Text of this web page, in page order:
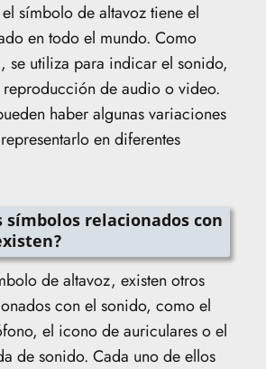
símbolo de altavoz tiene el
en todo el mundo. Como
se utiliza para indicar el sonido,
de audio o video.
haber algunas variaciones
en diferentes
símbolos relacionados con
de altavoz, existen otros
con el sonido, como el
el icono de auriculares o el
de sonido. Cada uno de ellos